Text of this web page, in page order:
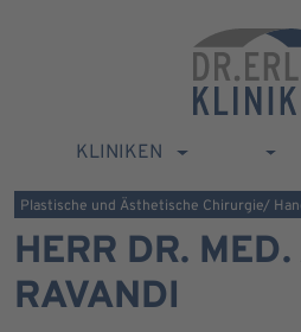
KLINIKEN
Plastische und Ästhetische Chirurgie/
HERR DR.
RAVANDI